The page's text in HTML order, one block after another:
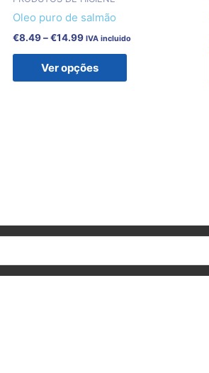
Oleo puro de salmão
€8.49 – €14.99 IVA incluido
Ver opções
be
on